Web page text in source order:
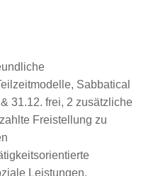
Sabbatical
31.12. frei, 2 zusätzliche
Freistellung zu
Leistungen,